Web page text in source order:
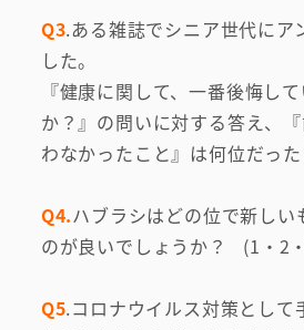
Q3.ある雑誌でシニア世代にア
した。
『健康に関して、一番後悔し
か？』の問いに対する答え、
わなかったこと』は何位だ
Q4.ハブラシはどの位で新しい
のが良いでしょうか？ (1・2
Q5.コロナウイルス対策として